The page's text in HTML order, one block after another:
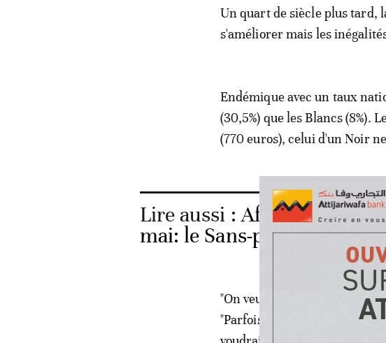
Un quart de siècle plus tard,
s'améliorer mais les
Endémique avec un taux
(30,5%) que les Blancs (8%).
(770 euros), celui d'un Noir
Lire aussi :Afrique du
mai: le Sans-principe, le
"On veut des emplois",
"Parfois on n'a pas d'eau à